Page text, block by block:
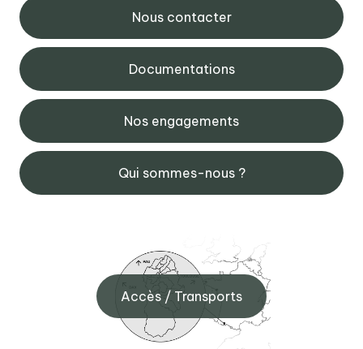
Nous contacter
Documentations
Nos engagements
Qui sommes-nous ?
Accès / Transports